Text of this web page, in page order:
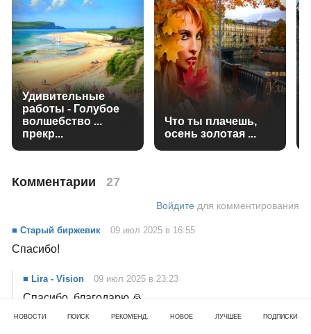
Удивительные
работы - Голубое
волшебство ...
прекр...
Что ты плачешь,
осень золотая ...
Комментарии 27
Войдите для комментирования
■ Старый биржевик 09 июл 2025 в 16:55
Спасибо!
■ Lira - Vision 09 июл 2025 в 23:23
Спасибо, благодарю 🙏
НОВОСТИ ПОИСК РЕКОМЕНД. НОВОЕ ЛУЧШЕЕ ПОДПИСКИ